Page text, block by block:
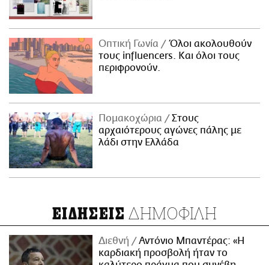
Οπτική Γωνία
Όλοι ακολουθούν
τους influencers. Και όλοι τους
περιφρονούν.
Πομακοχώρια
Στους
αρχαιότερους αγώνες πάλης με
λάδι στην Ελλάδα
ΕΙΔΗΣΕΙΣ ΔΗΜΟΦΙΛΗ
Διεθνή
Αντόνιο Μπαντέρας: «Η
καρδιακή προσβολή ήταν το